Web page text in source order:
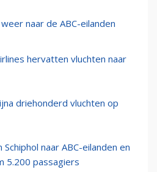
naar de ABC-eilanden
hervatten vluchten naar
driehonderd vluchten op
naar ABC-eilanden en
5.200 passagiers